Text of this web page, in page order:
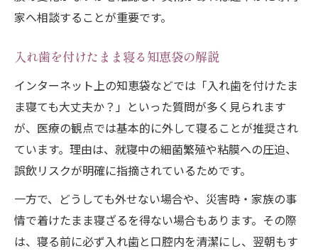
家へ相談することが重要です。
入れ歯を付けたまま寝る知恵袋の解説
インターネット上の知恵袋などでは「入れ歯を付けたま
ま寝ても大丈夫か？」といった質問が多く見られます
が、医療の観点では基本的に外して寝ることが推奨され
ています。理由は、就寝中の細菌繁殖や粘膜への圧迫、
誤飲リスクが明確に指摘されているためです。
一方で、どうしても外せない場合や、災害時・家族の事
情で着けたまま寝ざるを得ない場合もあります。その際
は、寝る前に必ず入れ歯と口腔内を清潔にし、翌朝もす